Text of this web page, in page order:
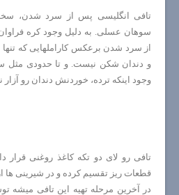
تافی انگلیسی پس از سرد شدن،
سوهان عسلی. به دلیل وجود کره فراوان
از سرد شدن برعکس کاراملهایی که
و دندان شکن نیست. و تا حدودی مثل
وجود اینکه ترده، خوردنش دندان رو آزار
تافی رو لای دو تکه کاغذ روغنی
قطعات ریز تقسیم کرده و در شیرینی ها
در آخرین مرحله تهیه این تافی میشه